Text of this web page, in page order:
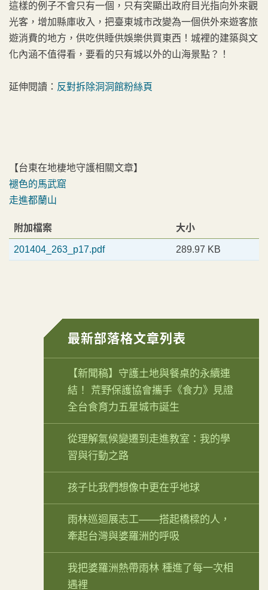
這樣的例子不會只有一個，只有突顯出政府目光指向外來觀
光客，增加縣庫收入，把臺東城市改變為一個供外來遊客旅
遊消費的地方，供吃供睡供娛樂供買東西！城裡的建築與文
化內涵不值得看，要看的只有城以外的山海景點？！
延伸閱讀： 反對拆除洞洞館粉絲頁
【台東在地棲地守護相關文章】
褪色的馬武窟
走進都蘭山
附加檔案 大小
201404_263_p17.pdf 289.97 KB
最新部落格文章列表
【新聞稿】守護土地與餐桌的永續連
結！ 荒野保護協會攜手《食力》見證
全台食育力五星城市誕生
從理解氣候變遷到走進教室：我的學
習與行動之路
孩子比我們想像中更在乎地球
雨林巡迴展志工——搭起橋樑的人，
牽起台灣與婆羅洲的呼吸
我把婆羅洲熱帶雨林 種進了每一次相
遇裡